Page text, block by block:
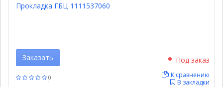
Прокладка ГБЦ 1111537060
0
Под заказ
В закладки
К сравнению
Заказать